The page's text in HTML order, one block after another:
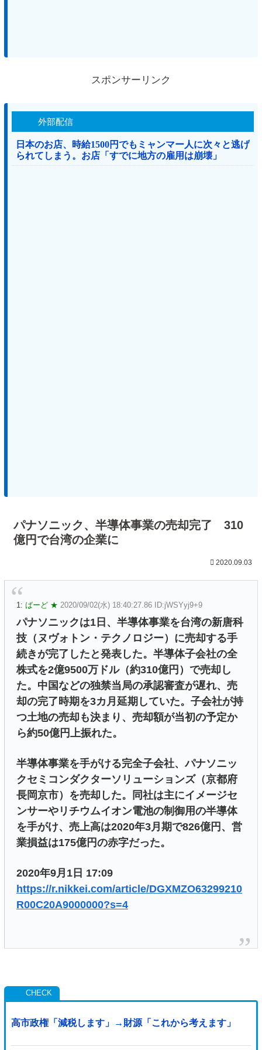
スポンサーリンク
外部配信
日本のお店、時給1500円でもミャンマー人に次々と逃げ
られてしまう。お店「すでに地方の雇用は崩壊」
パナソニック、半導体事業の売却完了 310
億円で台湾の企業に
2020.09.03
1: ばーど ★ 2020/09/02(水) 18:40:27.86 ID:jWSYyj9+9
パナソニックは1日、半導体事業を台湾の新唐科
技（ヌヴォトン・テクノロジー）に売却する手
続きが完了したと発表した。半導体子会社の全
株式を2億9500万ドル（約310億円）で売却し
た。中国などの独禁当局の承認審査が遅れ、売
却の完了時期を3カ月延期していた。子会社が持
つ土地の売却も決まり、売却額が当初の予定か
ら約50億円上振れた。
半導体事業を手がける完全子会社、パナソニッ
クセミコンダクターソリューションズ（京都府
長岡京市）を売却した。同社は主にイメージセ
ンサーやリチウムイオン電池の制御用の半導体
を手がけ、売上高は2020年3月期で826億円、営
業損益は175億円の赤字だった。
2020年9月1日 17:09
https://r.nikkei.com/article/DGXMZO63299210
R00C20A9000000?s=4
高市政権「減税します」→財源「これから考えます」